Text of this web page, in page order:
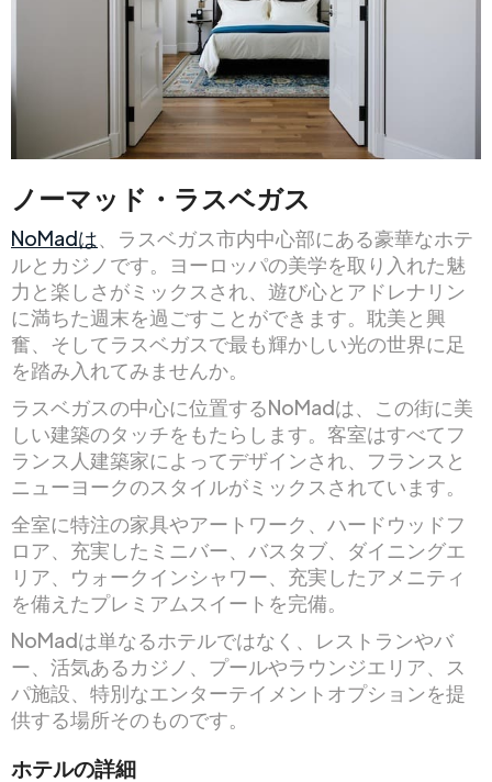
ノーマッド・ラスベガス
NoMadは 、ラスベガス市内中心部にある豪華なホテ
ルとカジノです。ヨーロッパの美学を取り入れた魅
力と楽しさがミックスされ、遊び心とアドレナリン
に満ちた週末を過ごすことができます。耽美と興
奮、そしてラスベガスで最も輝かしい光の世界に足
を踏み入れてみませんか。
ラスベガスの中心に位置するNoMadは、この街に美
しい建築のタッチをもたらします。客室はすべてフ
ランス人建築家によってデザインされ、フランスと
ニューヨークのスタイルがミックスされています。
全室に特注の家具やアートワーク、ハードウッドフ
ロア、充実したミニバー、バスタブ、ダイニングエ
リア、ウォークインシャワー、充実したアメニティ
を備えたプレミアムスイートを完備。
NoMadは単なるホテルではなく、レストランやバ
ー、活気あるカジノ、プールやラウンジエリア、ス
パ施設、特別なエンターテイメントオプションを提
供する場所そのものです。
ホテルの詳細